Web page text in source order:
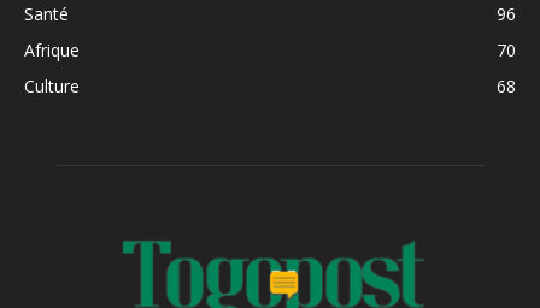
Santé
96
Afrique
70
Culture
68